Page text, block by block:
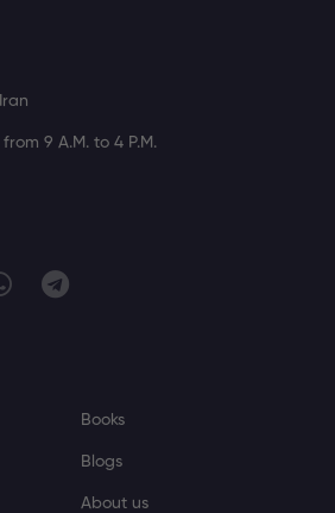
9 A.M. to 4 P.M.
Books
Blogs
About us